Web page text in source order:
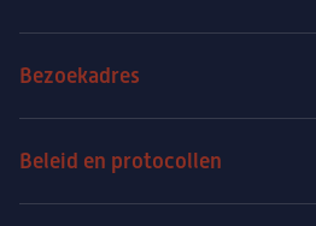
Bezoekadres
Beleid en protocollen